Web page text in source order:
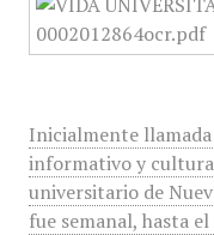
Inicialmente
informativo y
universitario de
fue semanal, hasta